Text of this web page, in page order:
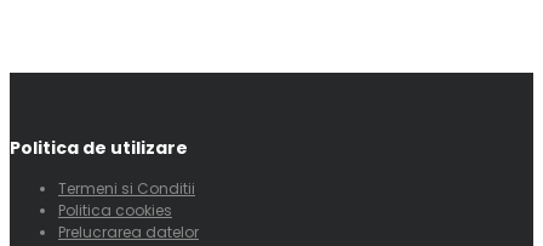
Politica de utilizare
Termeni si Conditii
Politica cookies
Prelucrarea datelor